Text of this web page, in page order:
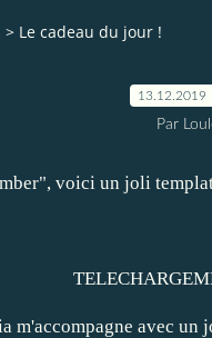
> Le cadeau du jour !
13.12.2019
Par
voici un joli
m'accompagne avec un